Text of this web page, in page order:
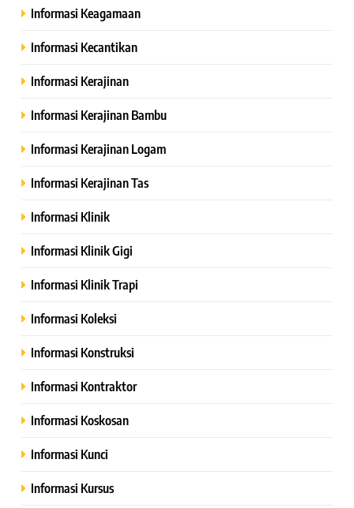
Informasi Keagamaan
Informasi Kecantikan
Informasi Kerajinan
Informasi Kerajinan Bambu
Informasi Kerajinan Logam
Informasi Kerajinan Tas
Informasi Klinik
Informasi Klinik Gigi
Informasi Klinik Trapi
Informasi Koleksi
Informasi Konstruksi
Informasi Kontraktor
Informasi Koskosan
Informasi Kunci
Informasi Kursus